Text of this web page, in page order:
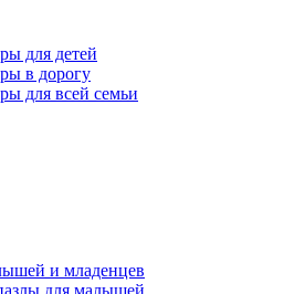
для детей
в дорогу
для всей семьи
и младенцев
для малышей